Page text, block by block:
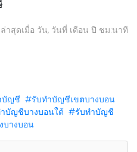
าสุดเมื่อ วัน, วันที่ เดือน ปี ชม:นาที
บัญชี
รับทำบัญชีเขตบางบอน
บัญชีบางบอนใต้
รับทำบัญชี
บางบอน